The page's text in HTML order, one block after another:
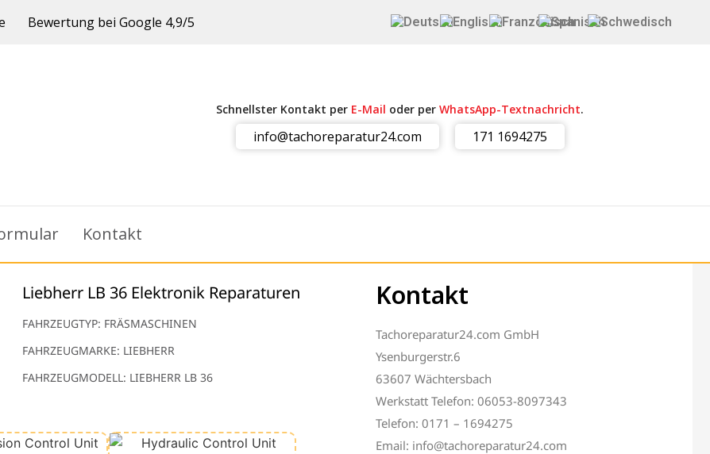
Bewertung bei Google 4,9/5
Schnellster Kontakt per E-Mail oder perWhatsApp-Textnachricht.
info@tachoreparatur24.com 171 1694275
Kontakt
Liebherr LB 36 Elektronik Reparaturen
FAHRZEUGTYP: FRÄSMASCHINEN
FAHRZEUGMARKE: LIEBHERR
FAHRZEUGMODELL: LIEBHERR LB 36
Kontakt
Tachoreparatur24.com GmbH
Ysenburgerstr.6
63607 Wächtersbach
Werkstatt Telefon: 06053-8097343
Telefon: 0171 – 1694275
Email: info@tachoreparatur24.com